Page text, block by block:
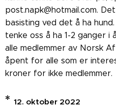
post.napk@hotmail.com.
basisting ved det å ha
tenke oss å ha 1-2 ganger
alle medlemmer av Norsk
åpent for alle som er
kroner for ikke medlemmer.
* 12. oktober 2022